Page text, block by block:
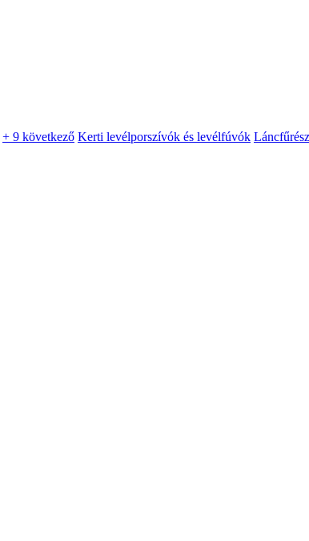
+ 9 következő Kerti levélporszívók és levélfúvók